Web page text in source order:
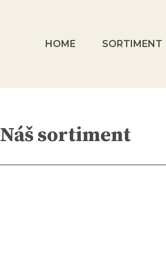
HOME SORTIMENT
Náš sortiment